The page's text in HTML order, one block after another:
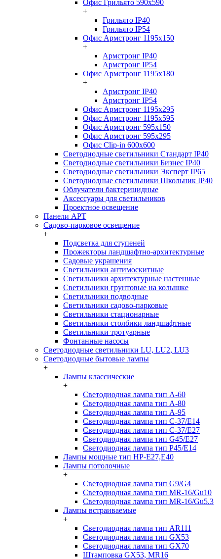
Офис Грильято 590x590
+
Грильято IP40
Грильято IP54
Офис Армстронг 1195x150
+
Армстронг IP40
Армстронг IP54
Офис Армстронг 1195x180
+
Армстронг IP40
Армстронг IP54
Офис Армстронг 1195x295
Офис Армстронг 1195x595
Офис Армстронг 595x150
Офис Армстронг 595x295
Офис Clip-in 600x600
Светодиодные светильники Стандарт IP40
Светодиодные светильники Бизнес IP40
Светодиодные светильники Эксперт IP65
Светодиодные светильники Школьник IP40
Облучатели бактерицидные
Аксессуары для светильников
Проектное освещение
Панели АРТ
Садово-парковое освещение
+
Подсветка для ступеней
Прожекторы ландшафтно-архитектурные
Садовые украшения
Светильники антимоскитные
Светильники архитектурные настенные
Светильники грунтовые на колышке
Светильники подводные
Светильники садово-парковые
Светильники стационарные
Светильники столбики ландшафтные
Светильники тротуарные
Фонтанные насосы
Светодиодные светильники LU, LU2, LU3
Светодиодные бытовые лампы
+
Лампы классические
+
Светодиодная лампа тип A-60
Светодиодная лампа тип A-80
Светодиодная лампа тип A-95
Светодиодная лампа тип C-37/Е14
Светодиодная лампа тип C-37/Е27
Светодиодная лампа тип G45/E27
Светодиодная лампа тип P45/E14
Лампы мощные тип HP-E27,E40
Лампы потолочные
+
Светодиодная лампа тип G9/G4
Светодиодная лампа тип MR-16/Gu10
Светодиодная лампа тип MR-16/Gu5.3
Лампы встраиваемые
+
Светодиодная лампа тип AR111
Светодиодная лампа тип GX53
Светодиодная лампа тип GX70
Штамповка GX53, MR16